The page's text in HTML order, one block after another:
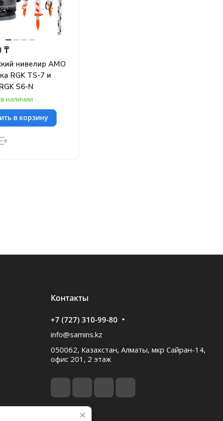
₸
нивелир AMO
RGK TS-7 и
S6-N
наличии
в корзину
Контакты
+7 (727) 310-99-80
info@samins.kz
050062, Казахстан, Алматы, мкр Сайран-14,
офис 201, 2 этаж